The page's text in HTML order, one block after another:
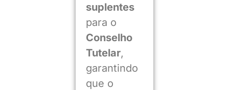
suplentes
para o
Conselho
Tutelar,
garantindo
que o